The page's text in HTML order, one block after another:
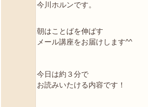
今川ホルンです。
朝はことばを伸ばす
メール講座をお届けします^^
今日は約３分で
お読みいたける内容です！